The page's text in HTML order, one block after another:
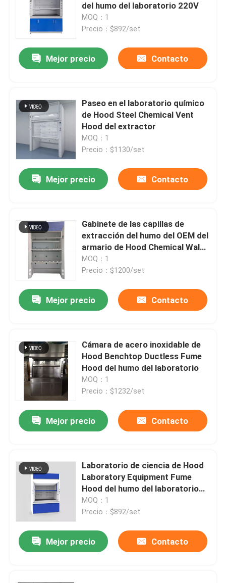
Inicio
Contactos
Productos
Muebles modernos del laboratorio
Muebles del laboratorio de la escuela
Banco de la isla del laboratorio
Banco de la pared del laboratorio
Banco de la balanza del laboratorio
Bancos de trabajo de laboratorio
Gabinete de almacenamiento del laboratorio
gabinete de seguridad biológico
Estantes del almacenamiento del laboratorio
Caja de paso del laboratorio
del humo del laboratorio 220V
MOQ：1
Precio：$892/set
Mejor precio Contacto
Paseo en el laboratorio químico
de Hood Steel Chemical Vent
Hood del extractor
MOQ：1
Precio：$1130/set
Mejor precio Contacto
Gabinete de las capillas de
extracción del humo del OEM del
armario de Hood Chemical Walk
In Fume del humo del laboratorio
de Cartmay
MOQ：1
Precio：$1200/set
Mejor precio Contacto
Cámara de acero inoxidable de
Hood Benchtop Ductless Fume
Hood del humo del laboratorio
MOQ：1
Precio：$1232/set
Mejor precio Contacto
Laboratorio de ciencia de Hood
Laboratory Equipment Fume
Hood del humo del laboratorio
de L1200mm
MOQ：1
Precio：$892/set
Mejor precio Contacto